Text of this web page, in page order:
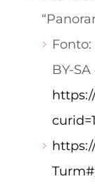
BY-SA